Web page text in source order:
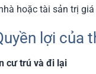
hoặc tài sản trị
lợi của
cư trú và đi lại